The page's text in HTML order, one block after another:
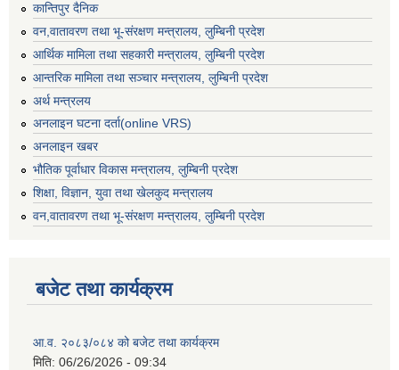
कान्तिपुर दैनिक
वन,वातावरण तथा भू-संरक्षण मन्त्रालय, लुम्बिनी प्रदेश
आर्थिक मामिला तथा सहकारी मन्त्रालय, लुम्बिनी प्रदेश
आन्तरिक मामिला तथा सञ्चार मन्त्रालय, लुम्बिनी प्रदेश
अर्थ मन्त्रलय
अनलाइन घटना दर्ता(online VRS)
अनलाइन खबर
भौतिक पूर्वाधार विकास मन्त्रालय, लुम्बिनी प्रदेश
शिक्षा, विज्ञान, युवा तथा खेलकुद मन्‍‍त्रालय
वन,वातावरण तथा भू-संरक्षण मन्त्रालय, लुम्बिनी प्रदेश
बजेट तथा कार्यक्रम
आ.व. २०८३/०८४ को बजेट तथा कार्यक्रम
मिति: 06/26/2026 - 09:34